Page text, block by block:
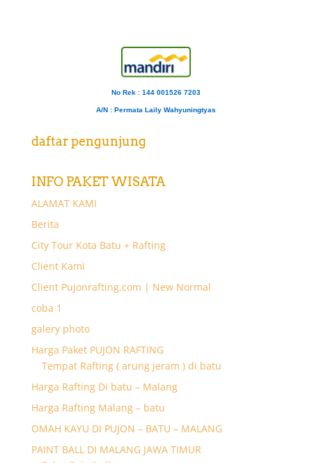
No Rek : 144 001526 7203
A/N : Permata Laily Wahyuningtyas
daftar pengunjung
INFO PAKET WISATA
ALAMAT KAMI
Berita
City Tour Kota Batu + Rafting
Client Kami
Client Pujonrafting.com | New Normal
coba 1
galery photo
Harga Paket PUJON RAFTING
Tempat Rafting ( arung jeram ) di batu
Harga Rafting Di batu – Malang
Harga Rafting Malang – batu
OMAH KAYU DI PUJON – BATU – MALANG
PAINT BALL DI MALANG JAWA TIMUR